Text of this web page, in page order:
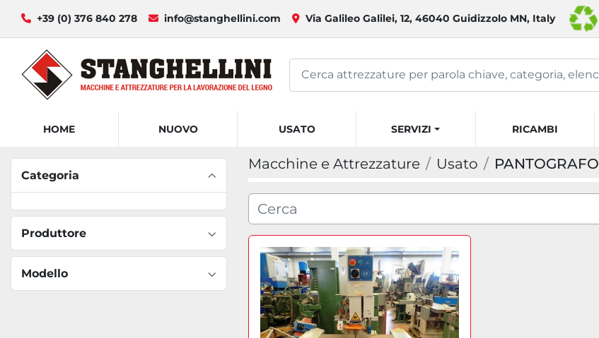
+39 (0) 376 840 278 info@stanghellini.com Via Galileo Galilei, 12, 46040 Guidizzolo MN, Italy
HOME NUOVO USATO SERVIZI RICAMBI
Categoria
Produttore
Modello
Macchine e Attrezzature Usato PANTOGRAFO